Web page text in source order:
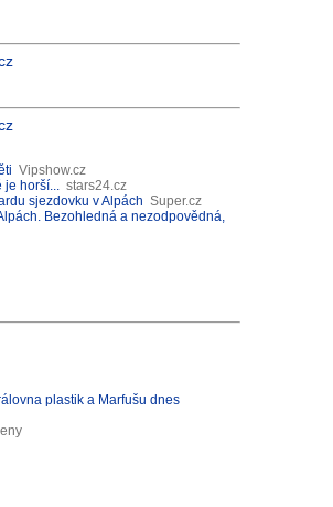
Vipshow.cz
je horší... stars24.cz
sjezdovku v Alpách Super.cz
Bezohledná a nezodpovědná,
plastik a Marfušu dnes